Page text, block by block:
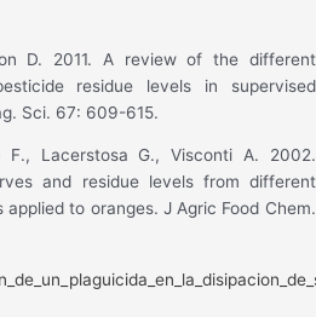
D. 2011. A review of the different
residue levels in supervised
Sci. 67: 609-615.
F., Lacerstosa G., Visconti A. 2002.
and residue levels from different
to oranges. J Agric Food Chem.